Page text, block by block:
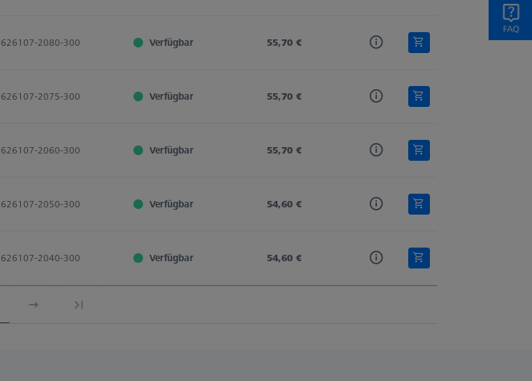
626107-2080-300 Verfügbar 55,70 €
626107-2075-300 Verfügbar 55,70 €
626107-2060-300 Verfügbar 55,70 €
626107-2050-300 Verfügbar 54,60 €
626107-2040-300 Verfügbar 54,60 €